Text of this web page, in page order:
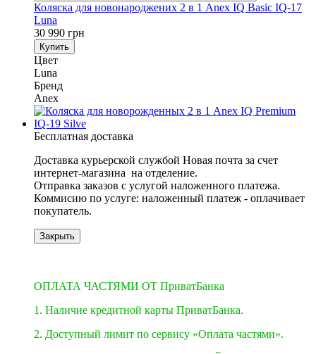
Коляска для новонароджених 2 в 1 Anex IQ Basic IQ-17
Luna
30 990 грн
Купить
Цвет
Luna
Бренд
Anex
Бесплатная доставка
Доставка курьерской службой Новая почта за счет
интернет-магазина на отделение.
​​​​​​Отправка заказов с услугой наложенного платежа.
Коммисию по услуге: наложенный платеж - оплачивает
покупатель.
Закрыть
ОПЛАТА ЧАСТЯМИ ОТ ПриватБанка
1. Наличие кредитной карты ПриватБанка.
2. Доступный лимит по сервису «Оплата частями».